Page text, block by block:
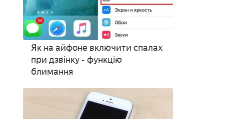
Як на айфоне включити спалах
при дзвінку - функцію
блимання